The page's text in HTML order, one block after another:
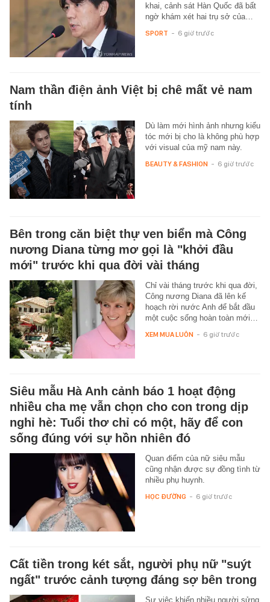
khai, cảnh sát Hàn Quốc đã bất
ngờ khám xét hai trụ sở của…
SPORT - 6 giờ trước
Nam thần điện ảnh Việt bị chê mất vẻ nam
tính
Dù làm mới hình ảnh nhưng kiểu
tóc mới bị cho là không phù hợp
với visual của mỹ nam này.
BEAUTY & FASHION - 6 giờ trước
Bên trong căn biệt thự ven biển mà Công
nương Diana từng mơ gọi là "khởi đầu
mới" trước khi qua đời vài tháng
Chỉ vài tháng trước khi qua đời,
Công nương Diana đã lên kế
hoạch rời nước Anh để bắt đầu
một cuộc sống hoàn toàn mới…
XEM MUA LUÔN - 6 giờ trước
Siêu mẫu Hà Anh cảnh báo 1 hoạt động
nhiều cha mẹ vẫn chọn cho con trong dịp
nghỉ hè: Tuổi thơ chỉ có một, hãy để con
sống đúng với sự hồn nhiên đó
Quan điểm của nữ siêu mẫu
cũng nhận được sự đồng tình từ
nhiều phụ huynh.
HỌC ĐƯỜNG - 6 giờ trước
Cất tiền trong két sắt, người phụ nữ "suýt
ngất" trước cảnh tượng đáng sợ bên trong
Sự việc khiến nhiều người sửng